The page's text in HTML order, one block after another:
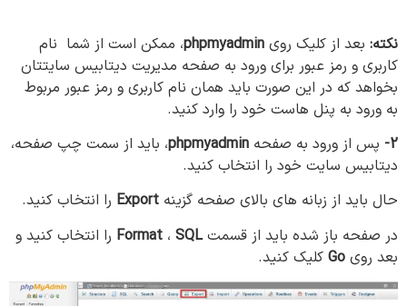
نکته: بعد از کلیک روی phpmyadmin، ممکن است از شما نام
کاربری و رمز عبور برای ورود به صفحه مدیریت دیتابیس سایتتان
بخواهد که در این صورت باید همان نام کاربری و رمز عبور مربوط
به ورود به پنل هاست خود را وارد کنید.
2- پس از ورود به صفحه
، باید از سمت چپ صفحه،
دیتابیس سایت خود را انتخاب کنید.
حال باید از زبانه های بالای صفحه گزینه Export را انتخاب کنید.
در صفحه باز شده باید از قسمت
Format ، SQL
را انتخاب کنید و
بعد روی Go کلیک کنید.